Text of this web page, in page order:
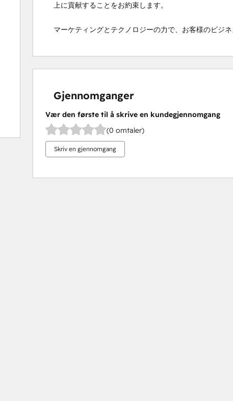
上に貢献することをお約束します。
マーケティングとテクノロジーの力で、お客様のビジ
Gjennomganger
Vær den første til å skrive en kundegjennomgang
(0 omtaler)
Skriv en gjennomgang